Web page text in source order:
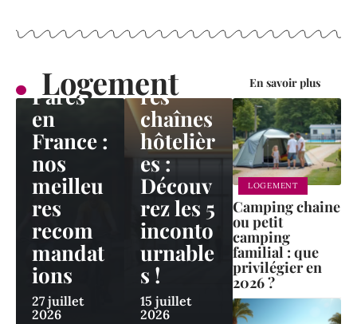
Logement En savoir plus
équival
Center
Parcs
en
France :
nos
meilleu
res
recom
mandat
ions
27 juillet
2026
Meilleu
res
chaînes
hôtelièr
es :
Découv
rez les 5
inconto
urnable
s !
15 juillet
2026
LOGEMENT
Camping chaine
ou petit
camping
familial : que
privilégier en
2026 ?